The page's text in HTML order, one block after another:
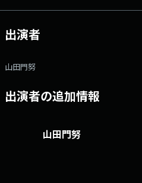
ているのかを実証！ [水、4・4・5]
ー投稿を紹介！ [木、エンタメ3分ク
クエストコーナー。あなたのリクエス
マは毎週変わるので、番組X＆HPをチ
ナー。静岡新聞の記者が「ニュースの
gogo@digisbs.com メッセージフォ
https://forms.gle/
出演者
山田門努
出演者の追加情報
山田門努